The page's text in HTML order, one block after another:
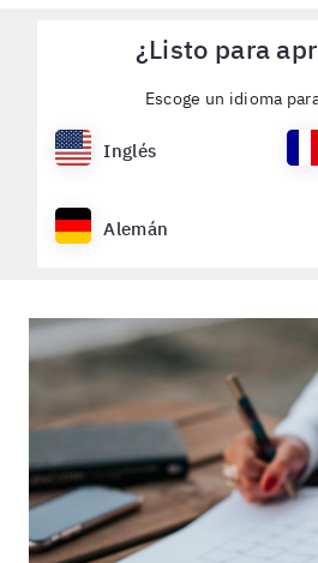
¿Listo para
Escoge un idioma
Inglés
Alemán